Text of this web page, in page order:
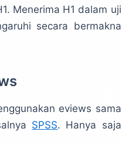
Menerima H1 dalam uji
secara bermakna
eviews sama
SPSS. Hanya saja